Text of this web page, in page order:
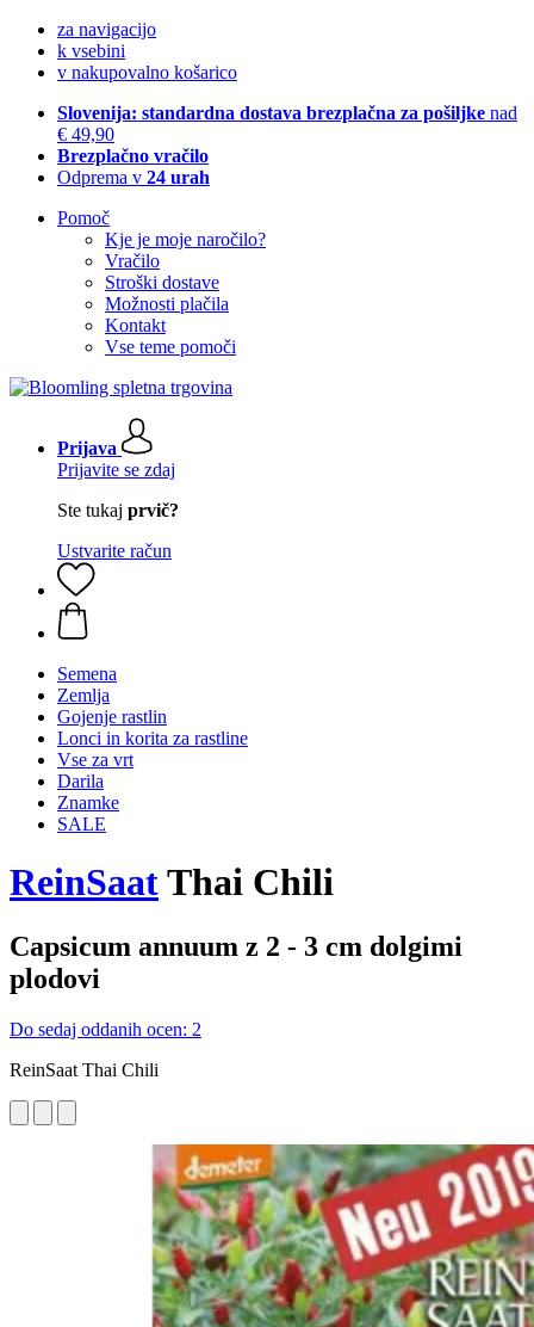
za navigacijo
k vsebini
v nakupovalno košarico
Slovenija: standardna dostava brezplačna za pošiljke nad
€ 49,90
Brezplačno vračilo
Odprema v 24 urah
Pomoč
Kje je moje naročilo?
Vračilo
Stroški dostave
Možnosti plačila
Kontakt
Vse teme pomoči
Prijava
Prijavite se zdaj
Ste tukaj prvič?
Ustvarite račun
Semena
Zemlja
Gojenje rastlin
Lonci in korita za rastline
Vse za vrt
Darila
Znamke
SALE
ReinSaatThai Chili
Capsicum annuum z 2 - 3 cm dolgimi
plodovi
Do sedaj oddanih ocen: 2
ReinSaat Thai Chili